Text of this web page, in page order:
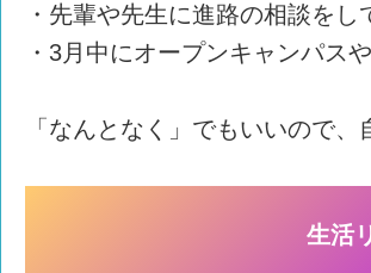
・先輩や先生に進路の相談をし
・3月中にオープンキャンパス
「なんとなく」でもいいので
生活